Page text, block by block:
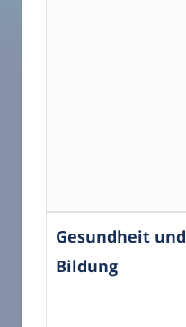
Gesundheit und
Bildung